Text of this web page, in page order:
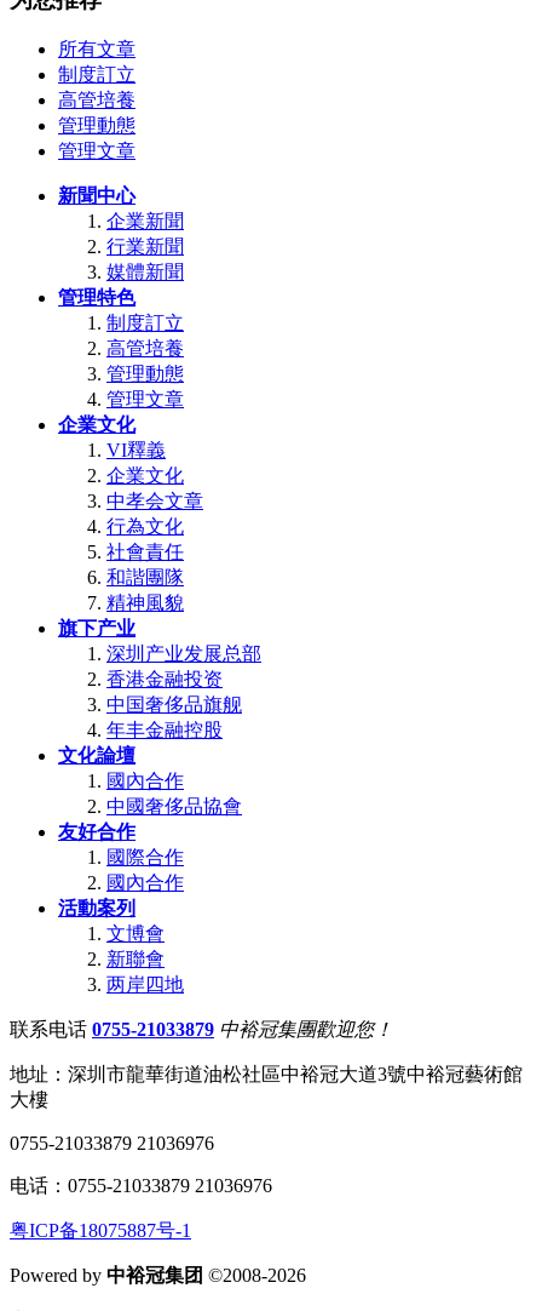
所有文章
制度訂立
高管培養
管理動態
管理文章
新聞中心
企業新聞
行業新聞
媒體新聞
管理特色
制度訂立
高管培養
管理動態
管理文章
企業文化
VI釋義
企業文化
中孝会文章
行為文化
社會責任
和諧團隊
精神風貌
旗下产业
深圳产业发展总部
香港金融投资
中国奢侈品旗舰
年丰金融控股
文化論壇
國內合作
中國奢侈品協會
友好合作
國際合作
國內合作
活動案列
文博會
新聯會
两岸四地
联系电话 0755-21033879 中裕冠集團歡迎您！
地址：深圳市龍華街道油松社區中裕冠大道3號中裕冠藝術館
大樓
0755-21033879 21036976
电话：0755-21033879 21036976
粤ICP备18075887号-1
Powered by 中裕冠集团 ©2008-2026